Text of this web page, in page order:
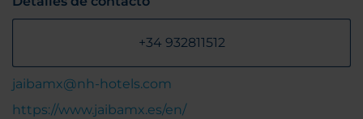
+34 932811512
jaibamx@nh-hotels.com
https://www.jaibamx.es/en/